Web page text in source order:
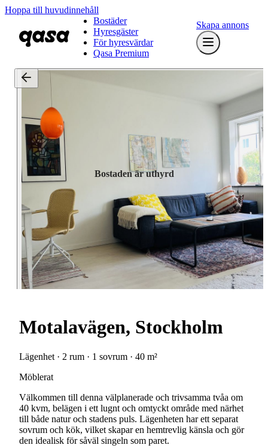
Hoppa till huvudinnehåll
Bostäder
Hyresgäster
För hyresvärdar
Qasa Premium
Skapa annons
Bostaden är uthyrd
Motalavägen, Stockholm
Lägenhet · 2 rum · 1 sovrum · 40 m²
Möblerat
Välkommen till denna välplanerade och trivsamma tvåa om
40 kvm, belägen i ett lugnt och omtyckt område med närhet
till både natur och stadens puls. Lägenheten har ett separat
sovrum och kök, vilket skapar en hemtrevlig känsla och gör
den idealisk för såväl singeln som paret.